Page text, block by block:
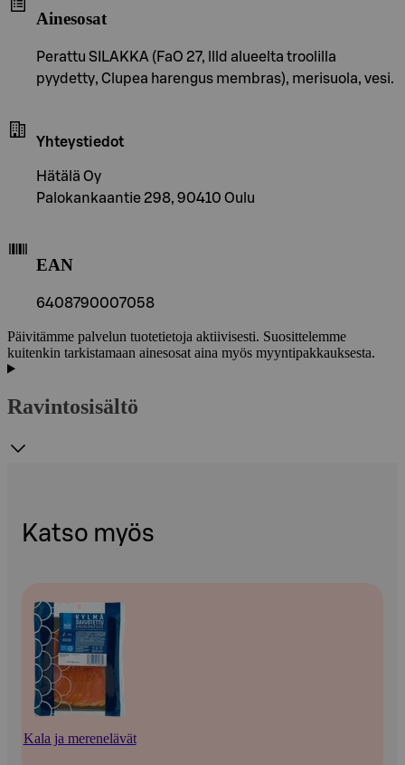
Ainesosat
Perattu SILAKKA (FaO 27, llld alueelta troolilla
pyydetty, Clupea harengus membras), merisuola, vesi.
Yhteystiedot
Hätälä Oy
Palokankaantie 298, 90410 Oulu
EAN
6408790007058
Päivitämme palvelun tuotetietoja aktiivisesti. Suosittelemme
kuitenkin tarkistamaan ainesosat aina myös myyntipakkauksesta.
Ravintosisältö
Katso myös
Kala ja merenelävät